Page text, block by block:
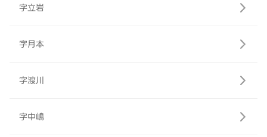
字立岩
字月本
字渡川
字中嶋